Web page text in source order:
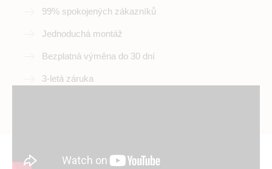
99% spokojených zákazníků
Jednoduchá montáž
Bezplatná výměna do 30 dní
3-letá záruka